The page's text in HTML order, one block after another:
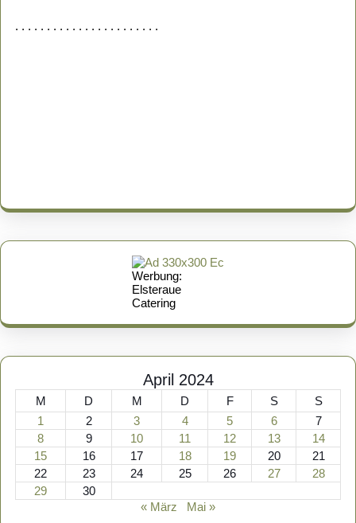
. . . . . . . . . . . . . . . . . . . . . . .
Werbung:
Elsteraue
Catering
April 2024
M D M D F S
S
1
2 3 4 5 6
7
8
9 10 11 12 13
14
15
16 17 18 19 20
21
22
23 24 25 26 27
28
29
30
« März
Mai »